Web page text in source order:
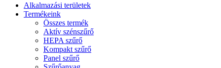
Alkalmazási területek
Termékeink
Összes termék
Aktív szénszűrő
HEPA szűrő
Kompakt szűrő
Panel szűrő